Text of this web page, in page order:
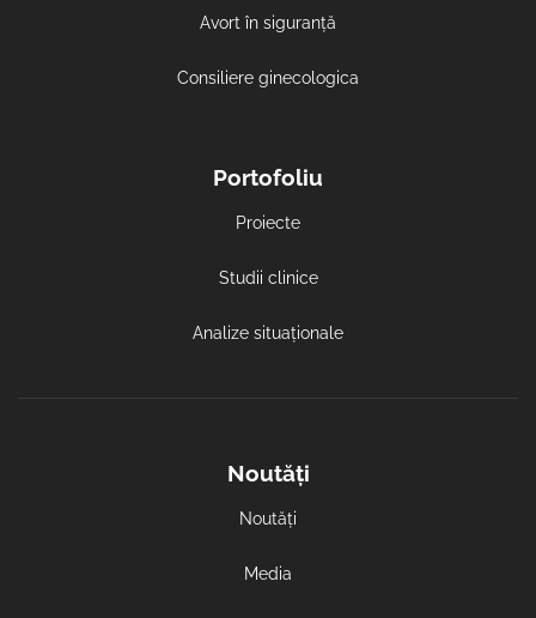
Avort în siguranță
Consiliere ginecologica
Portofoliu
Proiecte
Studii clinice
Analize situaționale
Noutăți
Noutăți
Media